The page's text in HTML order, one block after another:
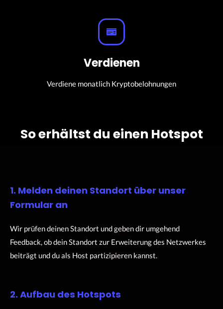
Verdienen
Verdiene monatlich Kryptobelohnungen
So erhältst du einen Hotspot
1. Melden deinen Standort über unser
Formular an
Wir prüfen deinen Standort und geben dir umgehend
Feedback, ob dein Standort zur Erweiterung des Netzwerkes
beiträgt und du als Host partizipieren kannst.
2. Aufbau des Hotspots